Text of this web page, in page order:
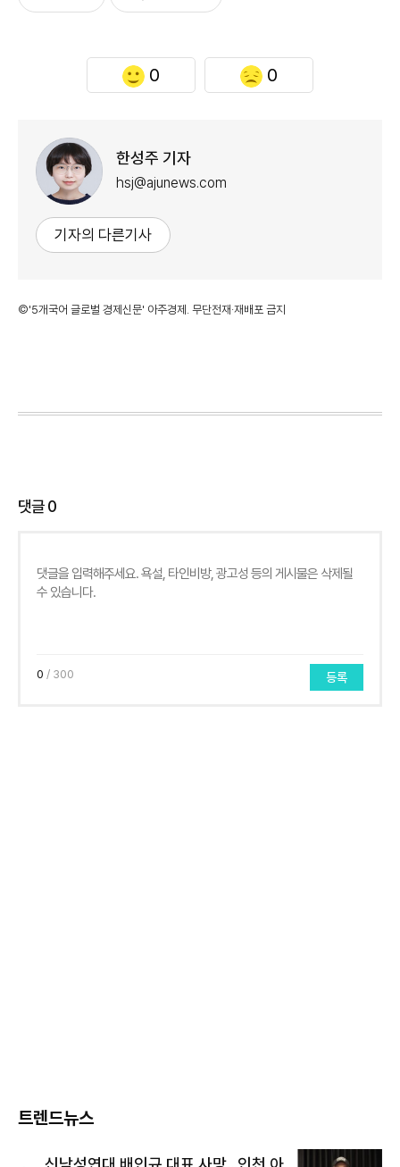
0 0
한성주 기자
hsj@ajunews.com
기자의 다른기사
©'5개국어 글로벌 경제신문' 아주경제. 무단전재·재배포 금지
댓글0
0 / 300 등록
트렌드뉴스